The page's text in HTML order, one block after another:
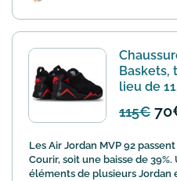
Baskets,
lieu de
115€
Les Air Jordan MVP 92
Courir, soit une baisse de
éléments de plusieurs Jordan